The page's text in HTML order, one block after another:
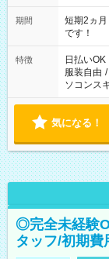
家庭の都
※週最低
期間
短期2ヵ
です！
特徴 日払いOK
服装自由 /
ソコンス
気になる！
◎完全未経験
タッフ/初期費